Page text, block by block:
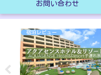
お問い合わせ
宿泊レビュー